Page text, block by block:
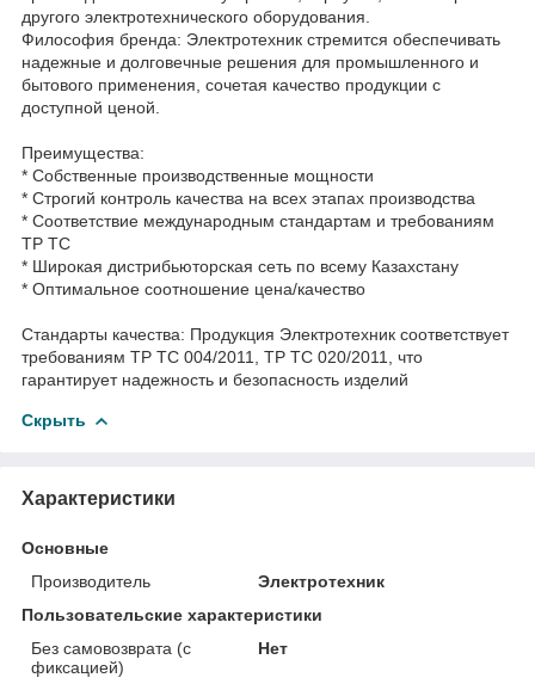
другого электротехнического оборудования.
Философия бренда: Электротехник стремится обеспечивать
надежные и долговечные решения для промышленного и
бытового применения, сочетая качество продукции с
доступной ценой.
Преимущества:
* Собственные производственные мощности
* Строгий контроль качества на всех этапах производства
* Соответствие международным стандартам и требованиям
ТР ТС
* Широкая дистрибьюторская сеть по всему Казахстану
* Оптимальное соотношение цена/качество
Стандарты качества: Продукция Электротехник соответствует
требованиям ТР ТС 004/2011, ТР ТС 020/2011, что
гарантирует надежность и безопасность изделий
Скрыть
Характеристики
Основные
Производитель
Электротехник
Пользовательские характеристики
Без самовозврата (с
фиксацией)
Нет